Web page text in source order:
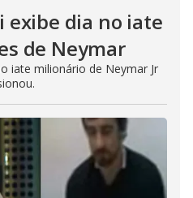
exibe dia no iate
de Neymar
iate milionário de Neymar Jr